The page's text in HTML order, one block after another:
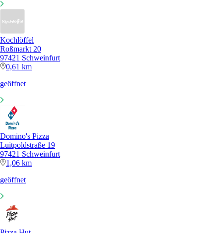
Kochlöffel
Roßmarkt 20
97421 Schweinfurt
0,61 km
geöffnet
Domino's Pizza
Luitpoldstraße 19
97421 Schweinfurt
1,06 km
geöffnet